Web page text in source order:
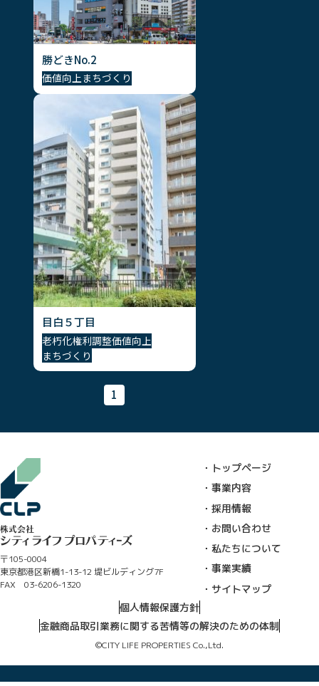
勝どきNo.2
価値向上まちづくり
目白５丁目
老朽化権利調整価値向上
まちづくり
1
〒105-0004
東京都港区新橋1-13-12 堤ビルディング7F
FAX 03-6206-1320
・トップページ
・事業内容
・採用情報
・お問い合わせ
・私たちについて
・事業実績
・サイトマップ
個人情報保護方針
金融商品取引業務に関する苦情等の解決のための体制
©CITY LIFE PROPERTIES Co.,Ltd.